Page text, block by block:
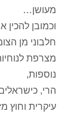
מעושן…
וכמובן
חלבוני מן
מצרפת
נוספות,
הרי,
עיקרית וחוץ